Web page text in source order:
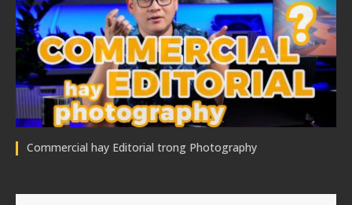
Commercial hay Editorial trong Photography